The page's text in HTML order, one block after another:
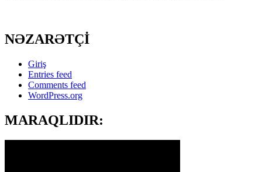
NƏZARƏTÇİ
Giriş
Entries feed
Comments feed
WordPress.org
MARAQLIDIR: